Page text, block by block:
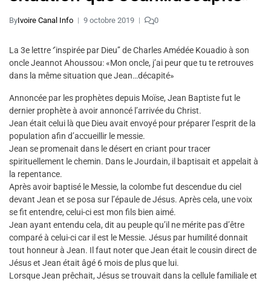
ByIvoire Canal Info 9 octobre 2019 0
La 3e lettre ‘’inspirée par Dieu’’ de Charles Amédée Kouadio à son
oncle Jeannot Ahoussou: «Mon oncle, j’ai peur que tu te retrouves
dans la même situation que Jean…décapité»
Annoncée par les prophètes depuis Moïse, Jean Baptiste fut le
dernier prophète à avoir annoncé l’arrivée du Christ.
Jean était celui là que Dieu avait envoyé pour préparer l’esprit de la
population afin d’accueillir le messie.
Jean se promenait dans le désert en criant pour tracer
spirituellement le chemin. Dans le Jourdain, il baptisait et appelait à
la repentance.
Après avoir baptisé le Messie, la colombe fut descendue du ciel
devant Jean et se posa sur l’épaule de Jésus. Après cela, une voix
se fit entendre, celui-ci est mon fils bien aimé.
Jean ayant entendu cela, dit au peuple qu’il ne mérite pas d’être
comparé à celui-ci car il est le Messie. Jésus par humilité donnait
tout honneur à Jean. Il faut noter que Jean était le cousin direct de
Jésus et Jean était âgé 6 mois de plus que lui.
Lorsque Jean prêchait, Jésus se trouvait dans la cellule familiale et